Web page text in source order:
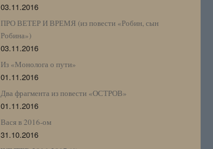
03.11.2016
ПРО ВЕТЕР И ВРЕМЯ (из повести «Робин, сын
Робина»)
03.11.2016
Из «Монолога о пути»
01.11.2016
Два фрагмента из повести «ОСТРОВ»
01.11.2016
Вася в 2016-ом
31.10.2016